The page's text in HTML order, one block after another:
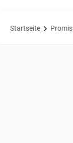
Startseite Promis